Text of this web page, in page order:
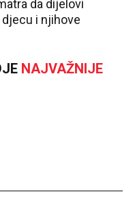
da dijelovi
i njihove
NAJVAŽNIJE